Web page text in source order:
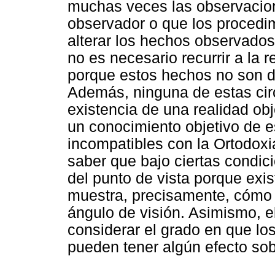
muchas veces las
observador o que los
alterar los hechos
no es necesario recurrir a la
porque estos hechos no son
Además, ninguna de estas
existencia de una realidad
un conocimiento objetivo de
incompatibles con la
saber que bajo ciertas
del punto de vista porque
muestra, precisamente,
ángulo de visión. Asimismo,
considerar el grado en que
pueden tener algún efecto